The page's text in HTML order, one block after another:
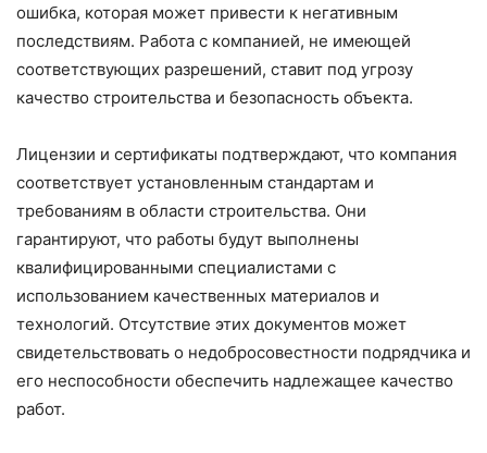
ошибка, которая может привести к негативным
последствиям. Работа с компанией, не имеющей
соответствующих разрешений, ставит под угрозу
качество строительства и безопасность объекта.
Лицензии и сертификаты подтверждают, что компания
соответствует установленным стандартам и
требованиям в области строительства. Они
гарантируют, что работы будут выполнены
квалифицированными специалистами с
использованием качественных материалов и
технологий. Отсутствие этих документов может
свидетельствовать о недобросовестности подрядчика и
его неспособности обеспечить надлежащее качество
работ.